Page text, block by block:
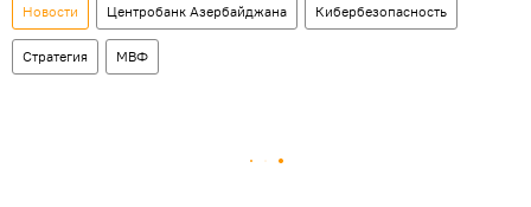
Новости Центробанк Азербайджана Кибербезопасность
Стратегия МВФ